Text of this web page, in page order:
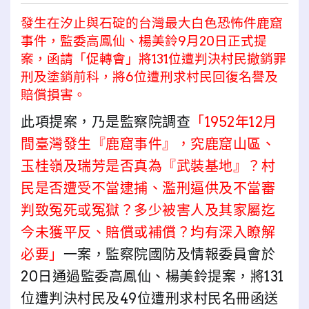
發生在汐止與石碇的台灣最大白色恐怖件鹿窟
事件，監委高鳳仙、楊美鈴9月20日正式提
案，函請「促轉會」將131位遭判決村民撤銷罪
刑及塗銷前科，將6位遭刑求村民回復名譽及
賠償損害。
此項提案，乃是監察院調查 「1952年12月
間臺灣發生『鹿窟事件』，究鹿窟山區、
玉桂嶺及瑞芳是否真為『武裝基地』？村
民是否遭受不當逮捕、濫刑逼供及不當審
判致冤死或冤獄？多少被害人及其家屬迄
今未獲平反、賠償或補償？均有深入瞭解
必要」 一案，監察院國防及情報委員會於
20日通過監委高鳳仙、楊美鈴提案，將131
位遭判決村民及49位遭刑求村民名冊函送